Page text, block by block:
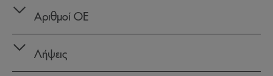
Αριθμοί OE
Λήψεις